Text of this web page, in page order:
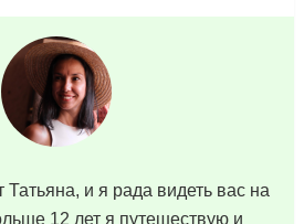
Татьяна, и я рада видеть вас на
12 лет я путешествую и